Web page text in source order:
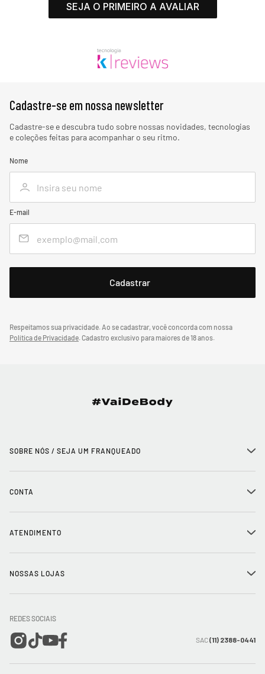
SEJA O PRIMEIRO A AVALIAR
Cadastre-se em nossa newsletter
Cadastre-se e descubra tudo sobre nossas novidades, tecnologias
e coleções feitas para acompanhar o seu ritmo.
Nome
E-mail
Respeitamos sua privacidade. Ao se cadastrar, você concorda com nossa
Política de Privacidade.Cadastro exclusivo para maiores de 18 anos.
SOBRE NÓS / SEJA UM FRANQUEADO +
Trabalhe conosco
Mapa do Site
CONTA +
Meus pedidos
Wishlist
ATENDIMENTO +
Entrega e Frete
Trocas e Devoluções
NOSSAS LOJAS +
REDES SOCIAIS
SAC(11) 2388-0441